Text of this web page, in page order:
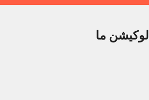
لوکیشن ما